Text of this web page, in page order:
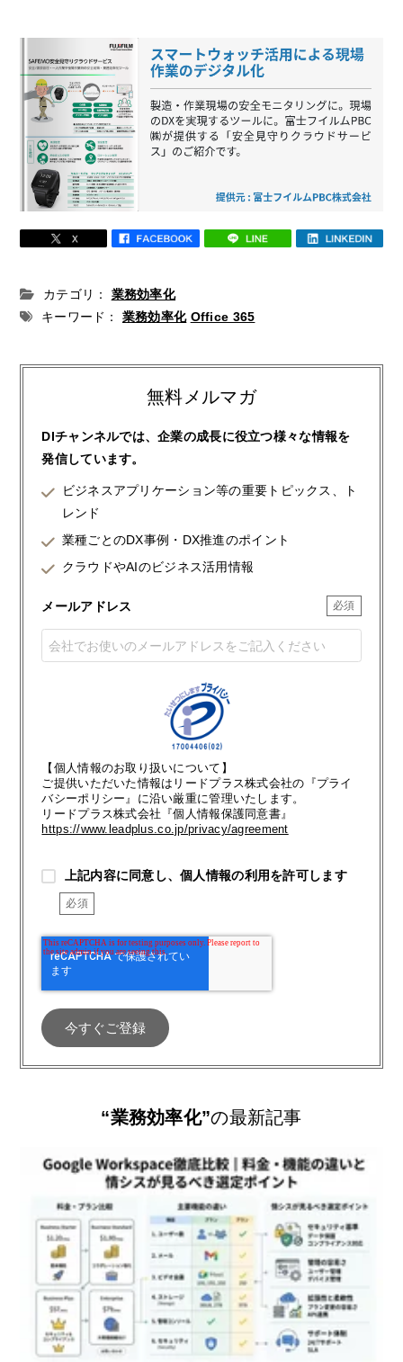
カテゴリ：
業務効率化
キーワード：
業務効率化 Office 365
無料メルマガ
DIチャンネルでは、企業の成長に役立つ様々な情報を
発信しています。
ビジネスアプリケーション等の重要トピックス、ト
レンド
業種ごとのDX事例・DX推進のポイント
クラウドやAIのビジネス活用情報
メールアドレス
【個人情報のお取り扱いについて】
ご提供いただいた情報はリードプラス株式会社の『プライ
バシーポリシー』に沿い厳重に管理いたします。
リードプラス株式会社『個人情報保護同意書』
https://www.leadplus.co.jp/privacy/agreement
上記内容に同意し、個人情報の利用を許可します
“業務効率化”の最新記事